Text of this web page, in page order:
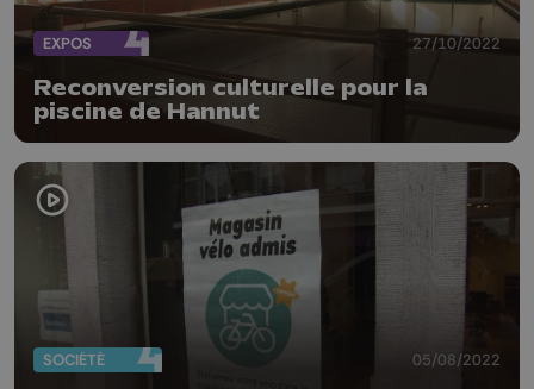
EXPOS 27/10/2022
Reconversion culturelle pour la
piscine de Hannut
SOCIÉTÉ 05/08/2022